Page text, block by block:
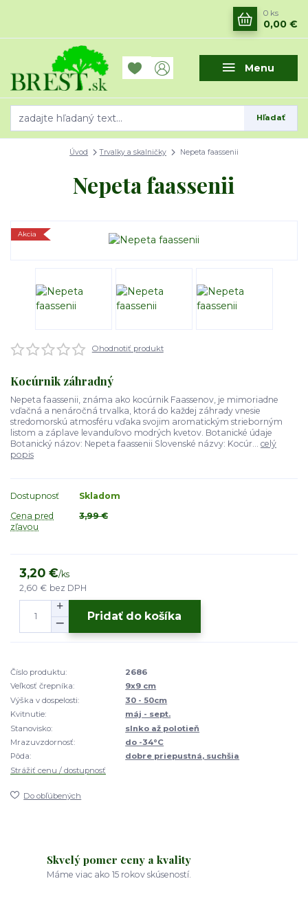
Menu
Hľadať
0 ks
0,00 €
Úvod Trvalky a skalničky Nepeta faassenii
Nepeta faassenii
Akcia
Ohodnotiť produkt
Kocúrnik záhradný
Nepeta faassenii, známa ako kocúrnik Faassenov, je mimoriadne
vďačná a nenáročná trvalka, ktorá do každej záhrady vnesie
stredomorskú atmosféru vďaka svojim aromatickým strieborným
listom a záplave levanduľovo modrých kvetov. Botanické údaje
Botanický názov: Nepeta faassenii Slovenské názvy: Kocúr... celý
popis
Dostupnosť
Skladom
Cena pred
zľavou
3,99 €
3,20 €/ks
2,60 € bez DPH
Pridať do košíka
Číslo produktu:
2686
Veľkosť črepníka:
9x9 cm
Výška v dospelosti:
30 - 50cm
Kvitnutie:
máj - sept.
Stanovisko:
slnko až polotieň
Mrazuvzdornosť:
do -34°C
Pôda:
dobre priepustná, suchšia
Strážiť cenu / dostupnosť
Do obľúbených
Skvelý pomer ceny a kvality
Máme viac ako 15 rokov skúseností.